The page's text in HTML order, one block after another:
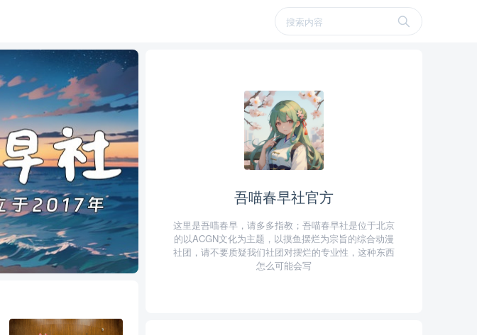
吾喵春早社官方
这里是吾喵春早，请多多指教；吾喵春早社是位于北京
的以ACGN文化为主题，以摸鱼摆烂为宗旨的综合动漫
社团，请不要质疑我们社团对摆烂的专业性，这种东西
怎么可能会写